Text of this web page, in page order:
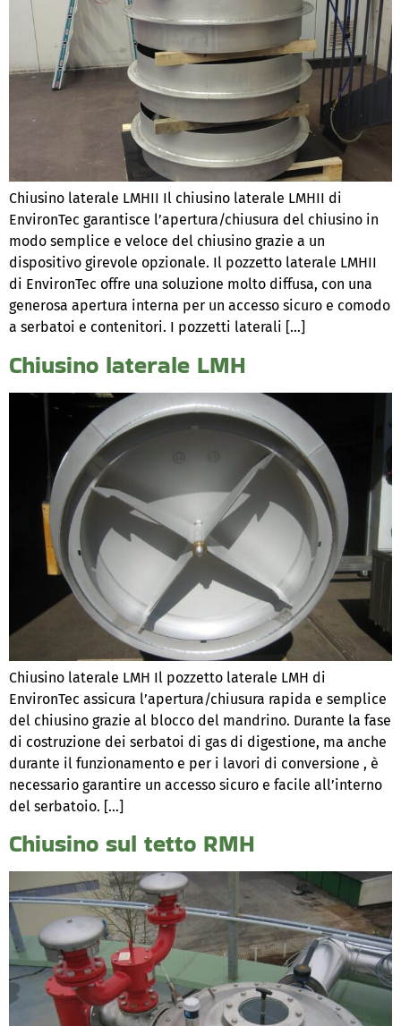
Chiusino laterale LMHII Il chiusino laterale LMHII di
EnvironTec garantisce l’apertura/chiusura del chiusino in
modo semplice e veloce del chiusino grazie a un
dispositivo girevole opzionale. Il pozzetto laterale LMHII
di EnvironTec offre una soluzione molto diffusa, con una
generosa apertura interna per un accesso sicuro e comodo
a serbatoi e contenitori. I pozzetti laterali […]
Chiusino laterale LMH
Chiusino laterale LMH Il pozzetto laterale LMH di
EnvironTec assicura l’apertura/chiusura rapida e semplice
del chiusino grazie al blocco del mandrino. Durante la fase
di costruzione dei serbatoi di gas di digestione, ma anche
durante il funzionamento e per i lavori di conversione , è
necessario garantire un accesso sicuro e facile all’interno
del serbatoio. […]
Chiusino sul tetto RMH